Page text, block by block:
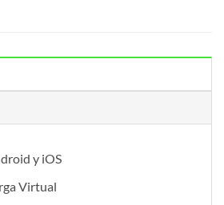
y iOS
Virtual